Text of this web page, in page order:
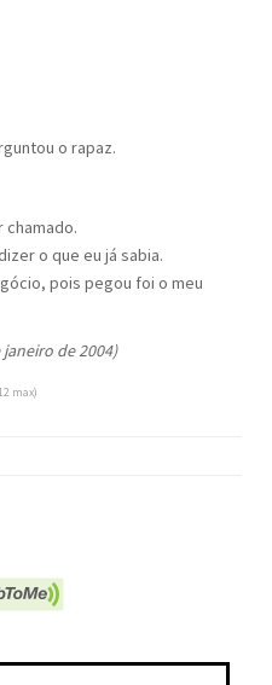
o rapaz.
chamado.
o que eu já sabia.
pois pegou foi o meu
de 2004)
max)